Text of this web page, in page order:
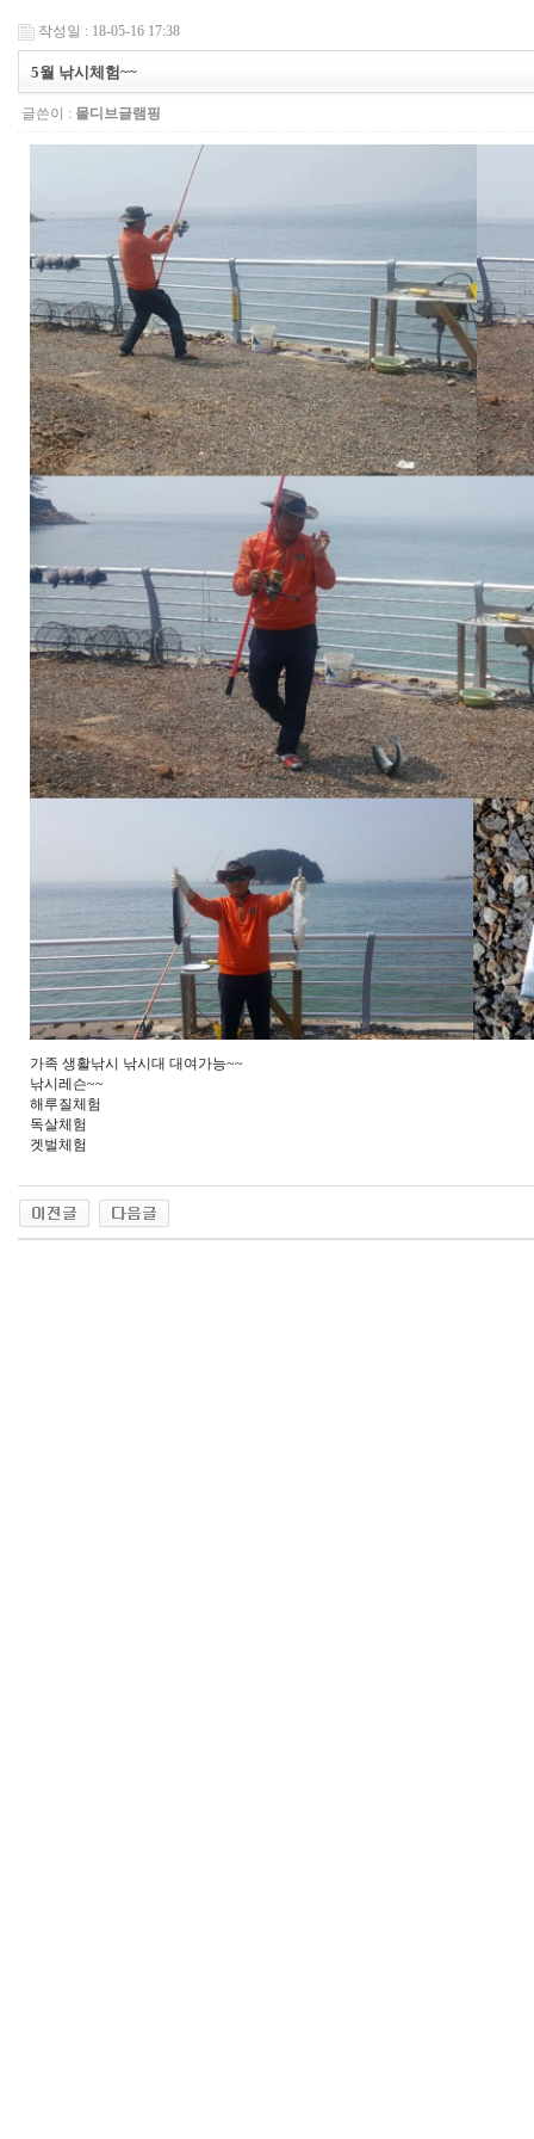
작성일 : 18-05-16 17:38
5월 낚시체험~~
글쓴이 : 몰디브글램핑
가족 생활낚시 낚시대 대여가능~~
낚시레슨~~
해루질체험
독살체험
겟벌체험